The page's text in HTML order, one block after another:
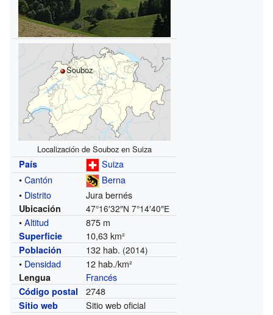
Souboz
Localización de Souboz en Suiza
País
Suiza
•Cantón
Berna
• Distrito Jura bernés
Ubicación 47°16′32″N 7°14′40″E
•Altitud 875 m
Superficie 10,63 km²
Población 132 hab. (2014)
• Densidad 12 hab./km²
Lengua Francés
Código postal 2748
Sitio web Sitio web oficial